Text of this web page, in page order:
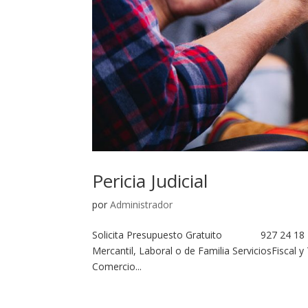
Pericia Judicial
porAdministrador
Solicita Presupuesto Gratuito 927 24 18
Mercantil, Laboral o de Familia ServiciosFiscal
Comercio...